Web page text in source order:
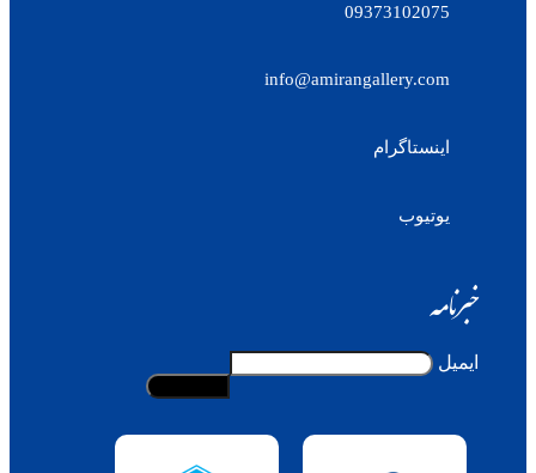
09373102075
info@amirangallery.com
اینستاگرام
یوتیوب
خبرنامه
ایمیل